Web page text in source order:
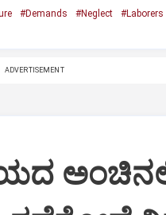
#Demands #Neglect #Laborers
ADVERTISEMENT
ಅಂಚಿನಲ್ಲಿ